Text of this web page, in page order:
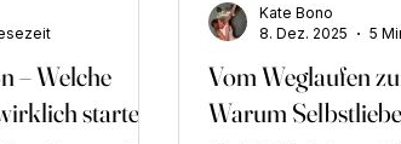
– Welche
starten
Vom Weglaufen
Warum Selbstliebe
Kate Bono
8. Dez. 2025
5